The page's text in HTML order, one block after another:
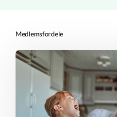
Medlemsfordele